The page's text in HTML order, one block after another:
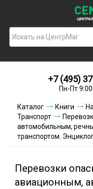
+7 (495)
Пн-Пт
Каталог Книги
Транспорт
автомобильным,
транспортом.
Перевозки
авиационным,